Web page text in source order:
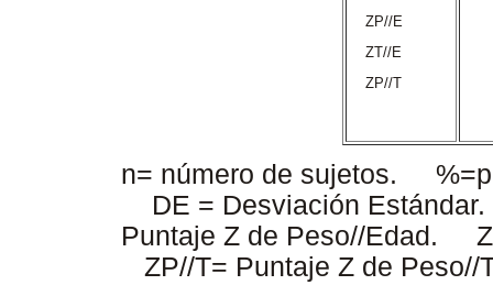
ZP//E
ZT//E
ZP//T
n= número de sujetos.
DE = Desviación
Puntaje Z de Peso//Edad.
ZP//T= Puntaje Z de Peso//